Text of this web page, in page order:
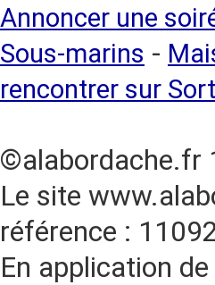
Annoncer une
Sous-marins -
rencontrer sur
©alabordache.fr
Le site
référence :
En application de